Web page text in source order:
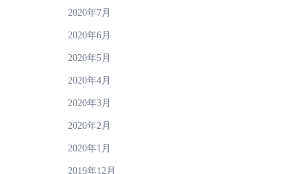
2020年7月
2020年6月
2020年5月
2020年4月
2020年3月
2020年2月
2020年1月
2019年12月